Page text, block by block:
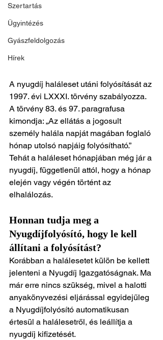
Szertartás
Ügyintézés
Gyászfeldolgozás
Hírek
A nyugdíj haláleset utáni folyósítását az
1997. évi LXXXI. törvény szabályozza.
A törvény 83. és 97. paragrafusa
kimondja: „Az ellátás a jogosult
személy halála napját magában foglaló
hónap utolsó napjáig folyósítható.”
Tehát a haláleset hónapjában még jár a
nyugdíj, függetlenül attól, hogy a hónap
elején vagy végén történt az
elhalálozás.
Honnan tudja meg a
Nyugdíjfolyósító, hogy le kell
állítani a folyósítást?
Korábban a halálesetet külön be kellett
jelenteni a Nyugdíj Igazgatóságnak. Ma
már erre nincs szükség, mivel a halotti
anyakönyvezési eljárással egyidejűleg
a Nyugdíjfolyósító automatikusan
értesül a halálesetről, és leállítja a
nyugdíj kifizetését.